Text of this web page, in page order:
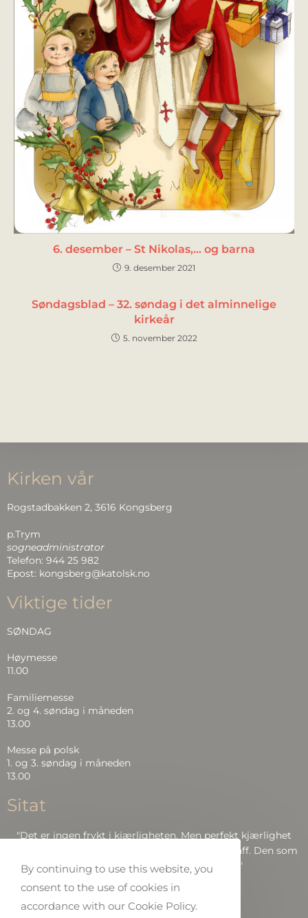
6. desember – St Nikolas,… og barna
9. desember 2021
Søndagsblad – 32. søndag i det alminnelige
kirkeår
5. november 2022
Kirken vår
Rogstadbakken 2, 3616 Kongsberg
p.Trym
sogneadministrator
Telefon: 944 25 982
Epost: kongsberg@katolsk.no
Viktige tider
SØNDAG
Høymesse
11.00
Familiemesse
2. og 4. søndag i måneden
13.00
Messe på polsk
1. og 3. søndag i måneden
13.00
Sitat
"Det er ingen frykt i kjærligheten. Men perfekt kjærlighet
driver frykten ut, fordi frykt har å gjøre med straff. Den som
frykter, blir ikke perfekt i kjærlighet.."
Bibelen: Joh 4:18
By continuing to use this website, you
consent to the use of cookies in
accordance with our Cookie Policy.